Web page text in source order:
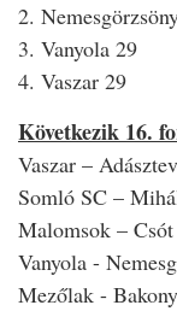
2.
3. Vanyola 29
4. Vaszar 29
Következik 16.
Vaszar –
Somló SC –
Malomsok – Csót
Vanyola -
Mezőlak -